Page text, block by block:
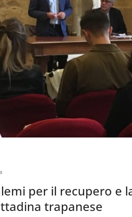
per il recupero e
trapanese